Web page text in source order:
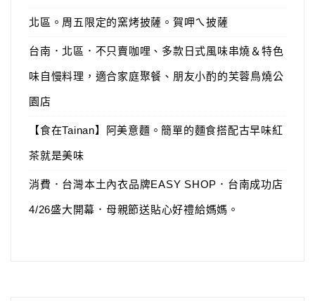
北區。周五限定的窯烤披薩。賀呷ㄟ披薩
台南．北區．不只賣咖哩、多款日式風味串燒＆特色
味自慢料理，適合家庭聚餐、朋友小酌的芙蓉鳥燒公
園店
【食在Tainan】阿美意麵。簡單的麵食搭配古早味紅
茶就是美味
消費．台灣本土內衣品牌EASY SHOP．台南成功店
4/26盛大開幕．母親節送貼心好禮給媽媽。